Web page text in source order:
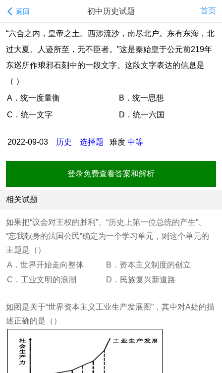
返回 初中历史试题 首页
“六合之内，皇帝之土。西涉流沙，南尽北户。东有东海，北
过大夏。人迹所至，无不臣者。”这是秦始皇于公元前219年
东巡所作琅邪石刻中的一段文字。这段文字表达的信息是
（ ）
A．统一度量衡
B．统一思想
C．统一文字
D．统一六国
2022-09-03 历史 选择题 难度 中等
登录免费查看答案和解析
相关试题
如果把“议会对王权的胜利”、“历史上第一位总统的产生”、
“忘我献身的法国公民”确定为一个学习单元，则这个单元的
主题是（）
A．世界开始走向整体
B．资本主义制度的创立
C．工业文明的浪潮
D．民族复兴新道路
如图是关于“世界资本主义工业生产发展图”，其中对A处的描
述正确的是（）